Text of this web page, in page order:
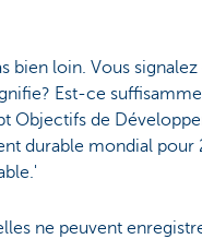
bien loin. Vous
Est-ce
Objectifs de
durable mondial pour
ne peuvent